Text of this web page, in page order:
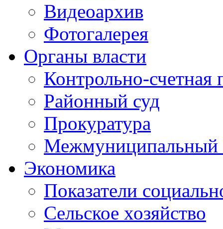
Видеоархив
Фотогалерея
Органы власти
Контрольно-счетная
Районный суд
Прокуратура
Межмуниципальный
Экономика
Показатели
Сельское хозяйство